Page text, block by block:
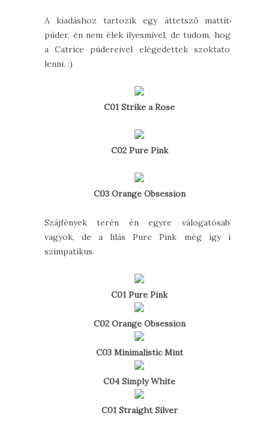
A kiadáshoz tartozik egy áttetsző mattító
púder, én nem élek ilyesmivel, de tudom, hogy
a Catrice púdereivel elégedettek szoktatok
lenni. :)
C01 Strike a Rose
C02 Pure Pink
C03 Orange Obsession
Szájfények terén én egyre válogatósabb
vagyok, de a lilás Pure Pink még így is
szimpatikus.
C01 Pure Pink
C02 Orange Obsession
C03 Minimalistic Mint
C04 Simply White
C01 Straight Silver